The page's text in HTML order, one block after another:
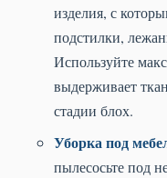
изделия, с
подстилки,
Используйте
выдерживает
стадии блох.
Уборка под
пылесосьте под